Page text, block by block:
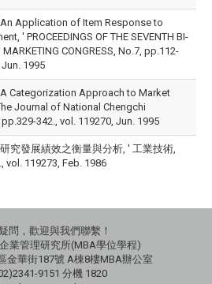
Application of Item Response to
' PROCEEDINGS OF THE SEVENTH BI-
CONGRESS, No.7, pp.112-
1995
Categorization Approach to Market
Journal of National Chengchi
342., vol. 119270, Jun. 1995
究發展績效之衡量與分析, ' 工業技術,
vol. 119273, Feb. 1986
問，歡迎與我們聯繫！
業管理研究所(MBA學位學程)
金華街187號 A棟8樓MBA辦公室
9151 分機 1820